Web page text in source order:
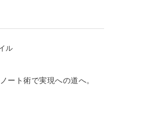
ート術で実現への道へ。